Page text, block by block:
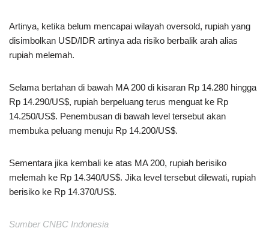
Artinya, ketika belum mencapai wilayah oversold, rupiah yang
disimbolkan USD/IDR artinya ada risiko berbalik arah alias
rupiah melemah.
Selama bertahan di bawah MA 200 di kisaran Rp 14.280 hingga
Rp 14.290/US$, rupiah berpeluang terus menguat ke Rp
14.250/US$. Penembusan di bawah level tersebut akan
membuka peluang menuju Rp 14.200/US$.
Sementara jika kembali ke atas MA 200, rupiah berisiko
melemah ke Rp 14.340/US$. Jika level tersebut dilewati, rupiah
berisiko ke Rp 14.370/US$.
Sumber CNBC Indonesia